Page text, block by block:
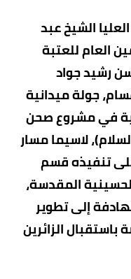
الشيخ عبد
العام للعتبة
رشيد جواد
جولة ميدانية
في مشروع صحن
لاسيما مسار
تنفيذه قسم
المقدسة،
إلى تطوير
الزائرين